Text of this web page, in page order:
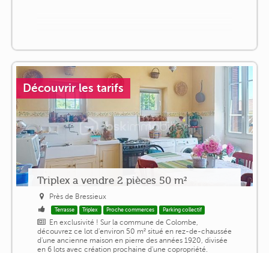
Découvrir les tarifs
Triplex a vendre 2 pièces 50 m²
Près de Bressieux
Terrasse Triplex Proche commerces Parking collectif
En exclusivité ! Sur la commune de Colombe,
découvrez ce lot d'environ 50 m² situé en rez-de-chaussée
d'une ancienne maison en pierre des années 1920, divisée
en 6 lots avec création prochaine d'une copropriété.